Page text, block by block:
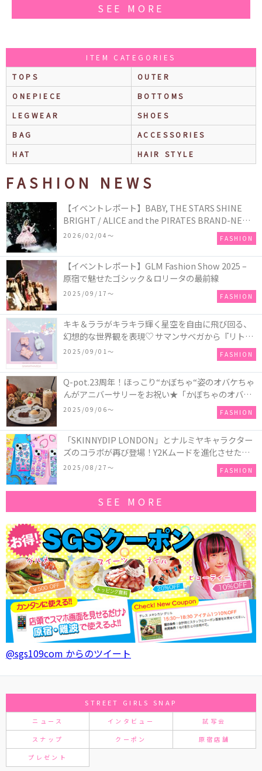
SEE MORE
ITEM CATEGORIES
TOPS
OUTER
ONEPIECE
BOTTOMS
LEGWEAR
SHOES
BAG
ACCESSORIES
HAT
HAIR STYLE
FASHION NEWS
【イベントレポート】BABY, THE STARS SHINE
BRIGHT / ALICE and the PIRATES BRAND-NEW
COLLECTION in TOKYO
2026/02/04〜 FASHION
【イベントレポート】GLM Fashion Show 2025 –
原宿で魅せたゴシック＆ロリータの最前線
2025/09/17〜 FASHION
キキ＆ララがキラキラ輝く星空を自由に飛び回る、
幻想的な世界観を表現♡ サマンサベガから『リトル
ツインスターズ』50周年アニバーサリーイヤー』を
2025/09/01〜 FASHION
Q-pot.23周年！ほっこり“かぼちゃ“姿のオバケちゃ
んがアニバーサリーをお祝い★「かぼちゃのオバケ
ーキアクセサリー」が新発売！Q-pot CAFE.では
「かぼちゃのオバケーキプレート」も登場
2025/09/06〜 FASHION
「SKINNYDIP LONDON」とナルミヤキャラクター
ズのコラボが再び登場！Y2Kムードを進化させた新
作コレクションを発売♪
2025/08/27〜 FASHION
SEE MORE
@sgs109com からのツイート
STREET GIRLS SNAP
ニュース インタビュー 試写会
スナップ クーポン 原宿店舗
プレゼント